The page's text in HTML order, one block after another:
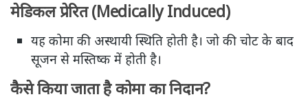
मेडिकल प्रेरित (Medically Induced)
यह कोमा की अस्थायी स्थिति होती है। जो की चोट के बाद
सूजन से मस्तिष्क में होती है।
कैसे किया जाता है कोमा का निदान?